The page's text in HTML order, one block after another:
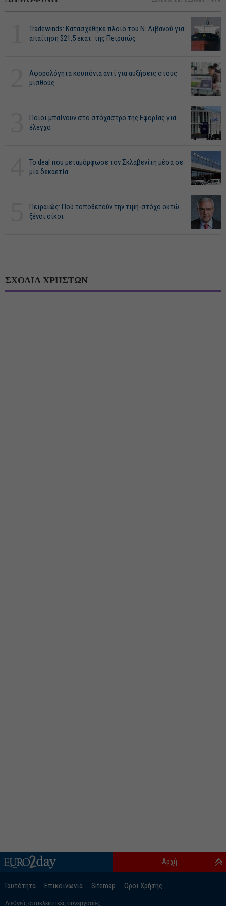
Tradewinds: Κατασχέθηκε πλοίο του Ν. Λιβανού για
απαίτηση $21,5 εκατ. της Πειραιώς
Αφορολόγητα κουπόνια αντί για αυξήσεις στους
μισθούς
Ποιοι μπαίνουν στο στόχαστρο της Εφορίας για
έλεγχο
Το deal που μεταμόρφωσε τον Σκλαβενίτη μέσα σε
μία δεκαετία
Πειραιώς: Πού τοποθετούν την τιμή-στόχο οκτώ
ξένοι οίκοι
ΣΧΟΛΙΑ ΧΡΗΣΤΩΝ
Ταυτότητα Επικοινωνία Sitemap Οροι Χρήσης
Αρχή
Διεθνείς αποκλειστικές συνεργασίες: